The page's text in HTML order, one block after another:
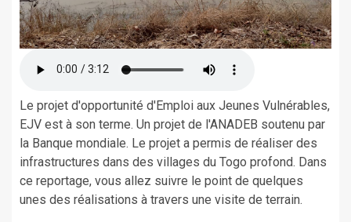
Le projet d'opportunité d'Emploi aux Jeunes Vulnérables,
EJV est à son terme. Un projet de l'ANADEB soutenu par
la Banque mondiale. Le projet a permis de réaliser des
infrastructures dans des villages du Togo profond. Dans
ce reportage, vous allez suivre le point de quelques
unes des réalisations à travers une visite de terrain.